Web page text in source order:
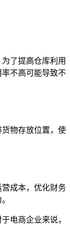
了提高仓库利用
不高可能导致不
物存放位置，使
成本，优化财务
电商企业来说，